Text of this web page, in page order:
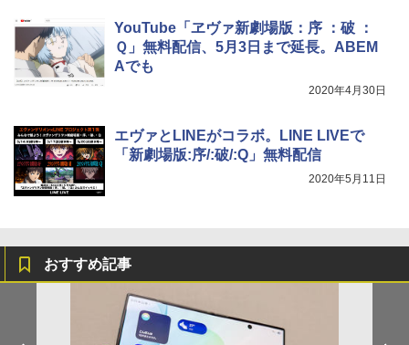
YouTube「ヱヴァ新劇場版：序 ：破 ：
Ｑ」無料配信、5月3日まで延長。ABEM
Aでも
2020年4月30日
エヴァとLINEがコラボ。LINE LIVEで
「新劇場版:序/:破/:Q」無料配信
2020年5月11日
おすすめ記事